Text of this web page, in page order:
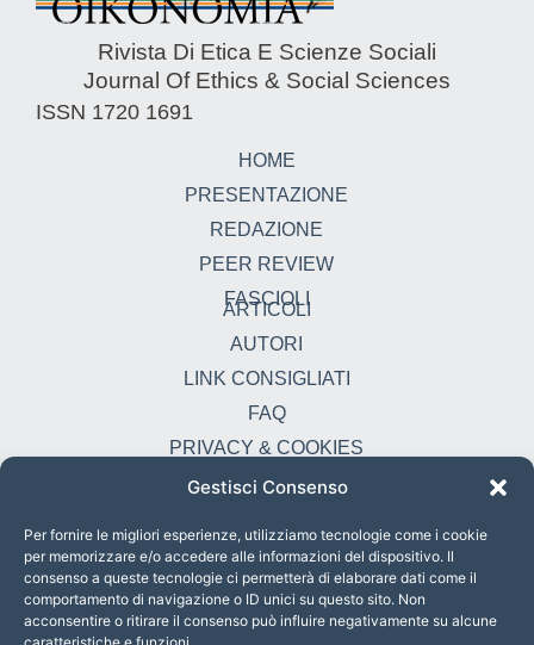
Gestisci Consenso
Per fornire le migliori esperienze, utilizziamo tecnologie come i cookie
per memorizzare e/o accedere alle informazioni del dispositivo. Il
consenso a queste tecnologie ci permetterà di elaborare dati come il
comportamento di navigazione o ID unici su questo sito. Non
acconsentire o ritirare il consenso può influire negativamente su alcune
Rivista Di Etica E Scienze Sociali
Journal Of Ethics & Social Sciences
ISSN 1720 1691
HOME
PRESENTAZIONE
REDAZIONE
PEER REVIEW
FASCIOLI
ARTICOLI
AUTORI
LINK CONSIGLIATI
FAQ
PRIVACY & COOKIES
oikonomia@pust.it
+39 06 67 02 338
Largo Angelicum 1, 00184 Roma, Italia